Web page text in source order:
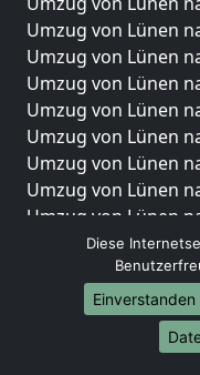
Umzug von Lünen
Umzug von Lünen
Umzug von Lünen
Umzug von Lünen
Umzug von Lünen
Umzug von Lünen
Umzug von Lünen
Umzug von Lünen
Umzug von Lünen
Umzug von Lünen
Umzug von Lünen
Umzug von Lünen
Diese
Einverstanden